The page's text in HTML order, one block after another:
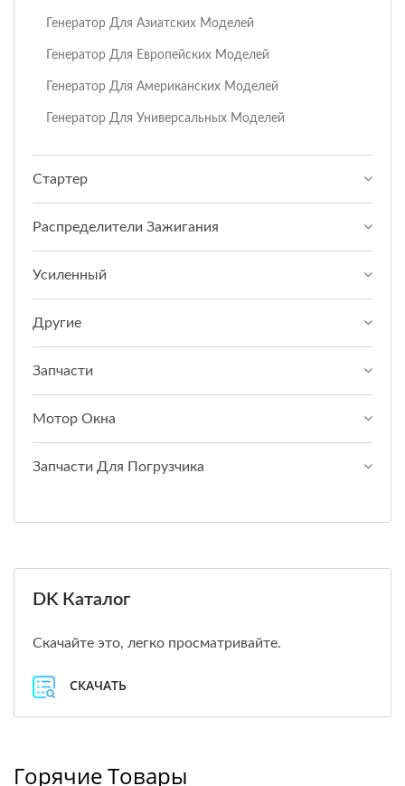
Генератор Для Азиатских Моделей
Генератор Для Европейских Моделей
Генератор Для Американских Моделей
Генератор Для Универсальных Моделей
Стартер
Распределители Зажигания
Усиленный
Другие
Запчасти
Мотор Окна
Запчасти Для Погрузчика
DK Каталог
Скачайте это, легко просматривайте.
СКАЧАТЬ
Горячие Товары